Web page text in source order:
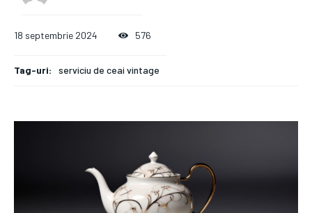
18 septembrie 2024 576
Tag-uri: serviciu de ceai vintage